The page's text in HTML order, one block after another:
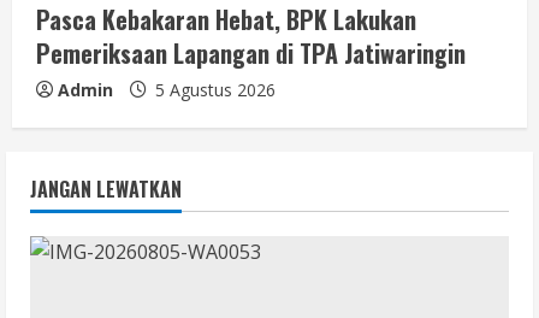
Pasca Kebakaran Hebat, BPK Lakukan
Pemeriksaan Lapangan di TPA Jatiwaringin
Admin 5 Agustus 2026
JANGAN LEWATKAN